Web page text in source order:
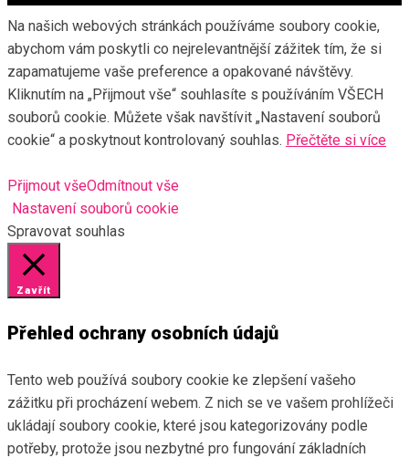
Na našich webových stránkách používáme soubory cookie,
abychom vám poskytli co nejrelevantnější zážitek tím, že si
zapamatujeme vaše preference a opakované návštěvy.
Kliknutím na „Přijmout vše“ souhlasíte s používáním VŠECH
souborů cookie. Můžete však navštívit „Nastavení souborů
cookie“ a poskytnout kontrolovaný souhlas. Přečtěte si více
Přijmout všeOdmítnout vše
Nastavení souborů cookie
Spravovat souhlas
Zavřít
Přehled ochrany osobních údajů
Tento web používá soubory cookie ke zlepšení vašeho
zážitku při procházení webem. Z nich se ve vašem prohlížeči
ukládají soubory cookie, které jsou kategorizovány podle
potřeby, protože jsou nezbytné pro fungování základních